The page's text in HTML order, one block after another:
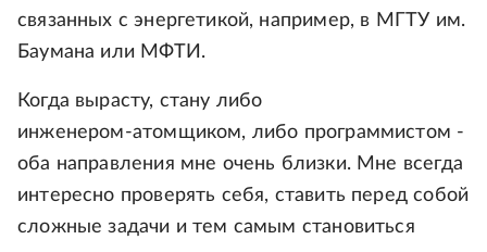
связанных с энергетикой, например, в МГТУ им.
Баумана или МФТИ.
Когда вырасту, стану либо
инженером‑атомщиком, либо программистом -
оба направления мне очень близки. Мне всегда
интересно проверять себя, ставить перед собой
сложные задачи и тем самым становиться